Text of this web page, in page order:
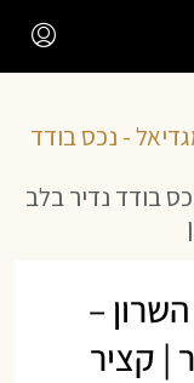
- נכס בודד
בודד נדיר בלב
–
| קציר